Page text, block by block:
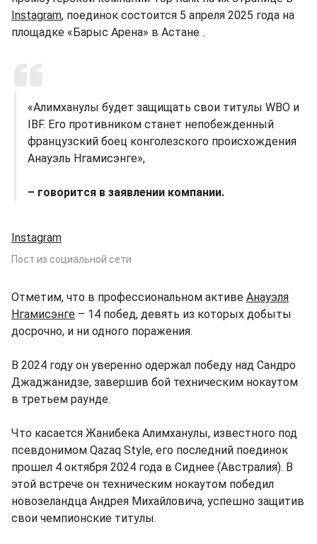
Instagram, поединок состоится 5 апреля 2025 года на
площадке «Барыс Арена» в Астане .
«Алимханулы будет защищать свои титулы WBO и
IBF. Его противником станет непобежденный
французский боец конголезского происхождения
Анауэль Нгамисэнге»,
– говорится в заявлении компании.
Instagram
Пост из социальной сети
Отметим, что в профессиональном активе Анауэля
Нгамисэнге – 14 побед, девять из которых добыты
досрочно, и ни одного поражения.
В 2024 году он уверенно одержал победу над Сандро
Джаджанидзе, завершив бой техническим нокаутом
в третьем раунде.
Что касается Жанибека Алимханулы, известного под
псевдонимом Qazaq Style, его последний поединок
прошел 4 октября 2024 года в Сиднее (Австралия). В
этой встрече он техническим нокаутом победил
новозеландца Андрея Михайловича, успешно защитив
свои чемпионские титулы.